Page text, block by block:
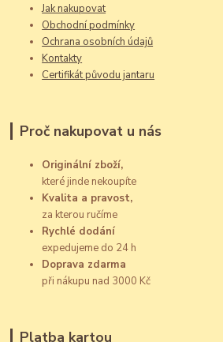
Jak nakupovat
Obchodní podmínky
Ochrana osobních údajů
Kontakty
Certifikát původu jantaru
Proč nakupovat u nás
Originální zboží,
které jinde nekoupíte
Kvalita a pravost,
za kterou ručíme
Rychlé dodání
expedujeme do 24 h
Doprava zdarma
při nákupu nad 3000 Kč
Platba kartou